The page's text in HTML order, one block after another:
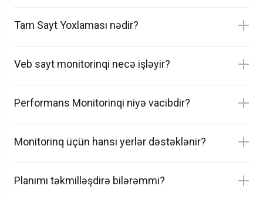
Tam Sayt Yoxlaması nədir?
Veb sayt monitorinqi necə işləyir?
Performans Monitorinqi niyə vacibdir?
Monitorinq üçün hansı yerlər dəstəklənir?
Planımı təkmilləşdirə bilərəmmi?